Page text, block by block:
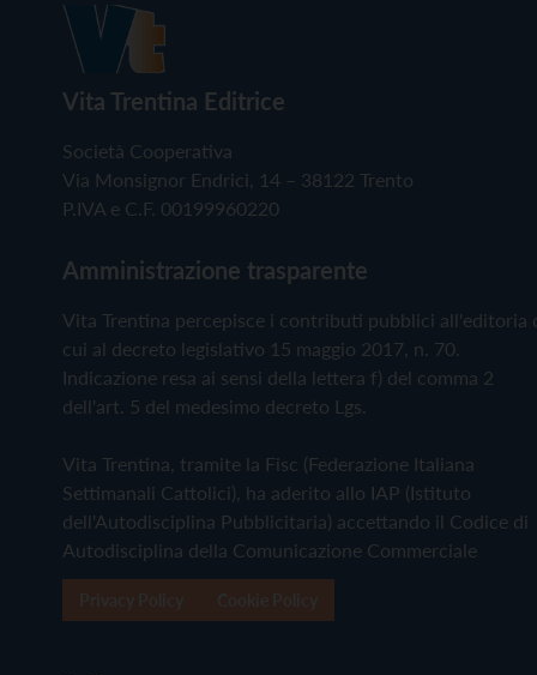
Vita Trentina Editrice
Società Cooperativa
Via Monsignor Endrici, 14 – 38122 Trento
P.IVA e C.F. 00199960220
Amministrazione trasparente
Vita Trentina percepisce i contributi pubblici all'editoria
cui al decreto legislativo 15 maggio 2017, n. 70.
Indicazione resa ai sensi della lettera f) del comma 2
dell'art. 5 del medesimo decreto Lgs.
Vita Trentina, tramite la Fisc (Federazione Italiana
Settimanali Cattolici), ha aderito allo IAP (Istituto
dell'Autodisciplina Pubblicitaria) accettando il Codice di
Autodisciplina della Comunicazione Commerciale